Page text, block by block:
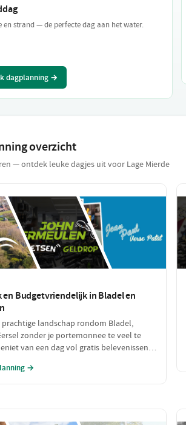
en strand — de perfecte dag aan het water.
dagplanning →
overzicht
— ontdek leuke dagjes uit voor Lage Mierde
Budgetvriendelijk in Bladel en
landschap rondom Bladel,
zonder je portemonnee te veel te
van een dag vol gratis belevenissen
de natuur en sluit je dag af met een
→